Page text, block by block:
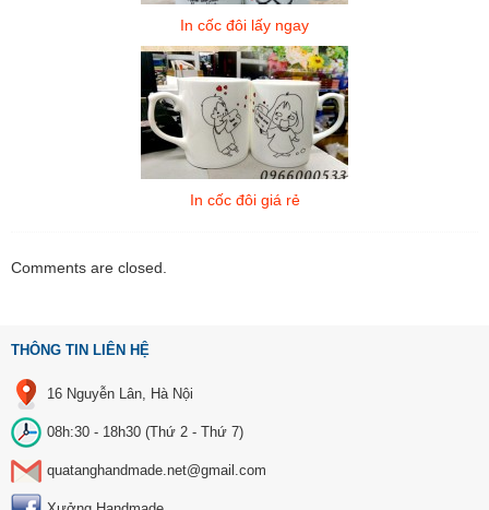
In cốc đôi lấy ngay
In cốc đôi giá rẻ
Comments are closed.
THÔNG TIN LIÊN HỆ
16 Nguyễn Lân, Hà Nội
08h:30 - 18h30 (Thứ 2 - Thứ 7)
quatanghandmade.net@gmail.com